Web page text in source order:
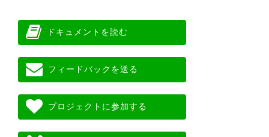
ドキュメントを読む
フィードバックを送る
プロジェクトに参加する